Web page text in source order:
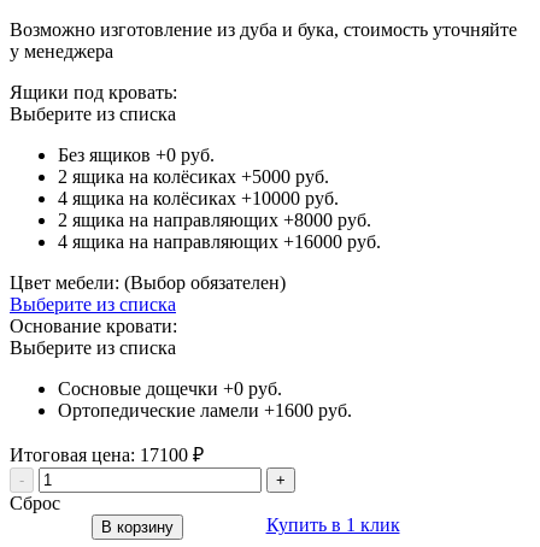
Возможно изготовление из дуба и бука, стоимость уточняйте
у менеджера
Ящики под кровать:
Выберите из списка
Без ящиков +0 руб.
2 ящика на колёсиках +5000 руб.
4 ящика на колёсиках +10000 руб.
2 ящика на направляющих +8000 руб.
4 ящика на направляющих +16000 руб.
Цвет мебели: (Выбор обязателен)
Выберите из списка
Основание кровати:
Выберите из списка
Сосновые дощечки +0 руб.
Ортопедические ламели +1600 руб.
Итоговая цена: 17100 ₽
- +
Сброс
В корзину Купить в 1 клик